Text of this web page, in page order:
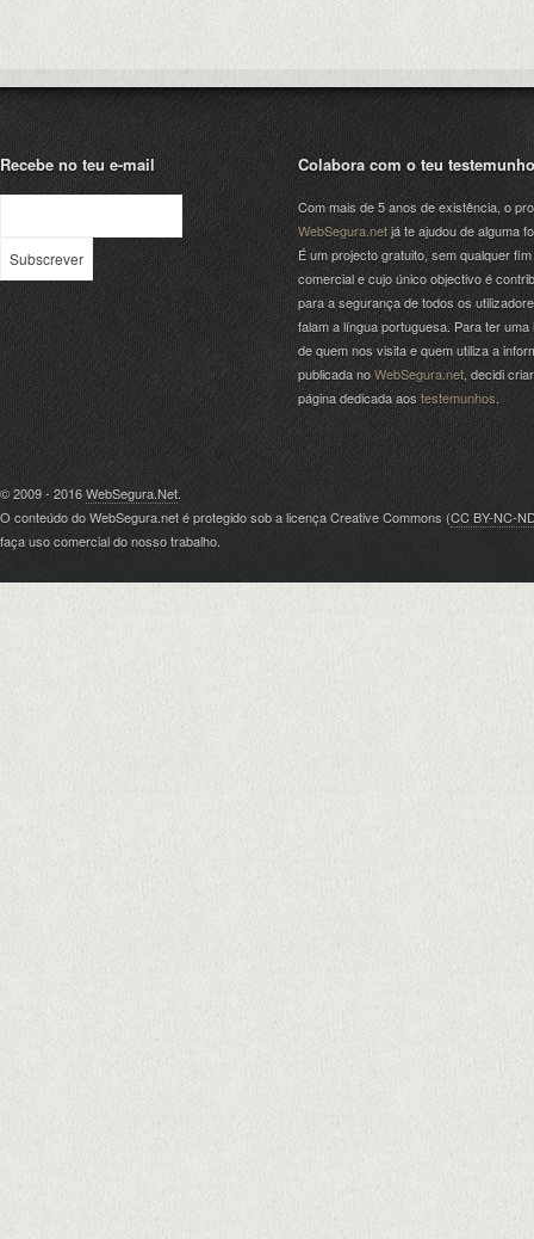
Recebe no teu e-mail Colabora com o teu testemunho
Com mais de 5 anos de existência, o
WebSegura.netjá te ajudou de alguma
É um projecto gratuito, sem qualquer fim
comercial e cujo único objectivo é
para a segurança de todos os
falam a língua portuguesa. Para ter uma
de quem nos visita e quem utiliza a
publicada noWebSegura.net , decidi
página dedicada aos testemunhos
© 2009 - 2016WebSegura.Net.
O conteúdo do WebSegura.net é protegido sob a licença Creative Commons (CC BY-NC-
faça uso comercial do nosso trabalho.